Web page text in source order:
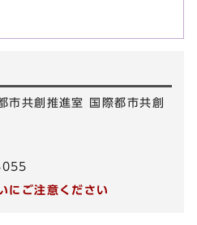
市共創推進室 国際都市共創
にご注意ください